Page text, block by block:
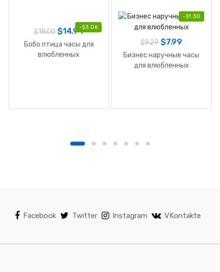
-$3.06
$18.00 $14.94
Бобо птица часы для
влюбленных
-$1.30
$9.29 $7.99
Бизнес наручные часы
для влюбленных
Facebook Twitter Instagram VKontakte